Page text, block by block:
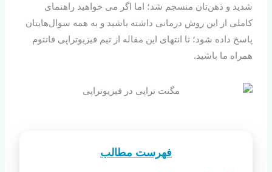
شدید و ذهن‌تان منسجم شد؛ اما اگر می خواهید راهنمای
کاملی از این روش درمانی داشته باشید و به همه سوال‌هایتان
پاسخ داده شود؛ تا انتهای این مقاله از تیم فیزیوتراپی فانتوم
همراه ما باشید.
فهرست مطالب